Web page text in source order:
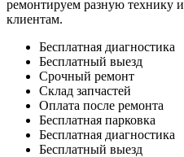
ремонтируем разную технику
клиентам.
Бесплатная диагностика
Бесплатный выезд
Срочный ремонт
Cклад запчастей
Оплата после ремонта
Бесплатная парковка
Бесплатная диагностика
Бесплатный выезд